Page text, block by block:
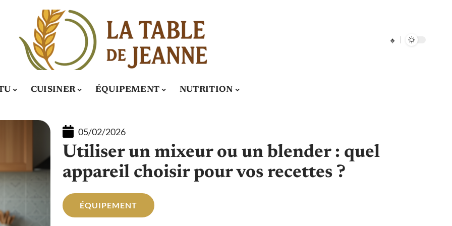
CUISINER ÉQUIPEMENT NUTRITION
05/02/2026
Utiliser un mixeur ou un blender : quel
appareil choisir pour vos recettes ?
ÉQUIPEMENT